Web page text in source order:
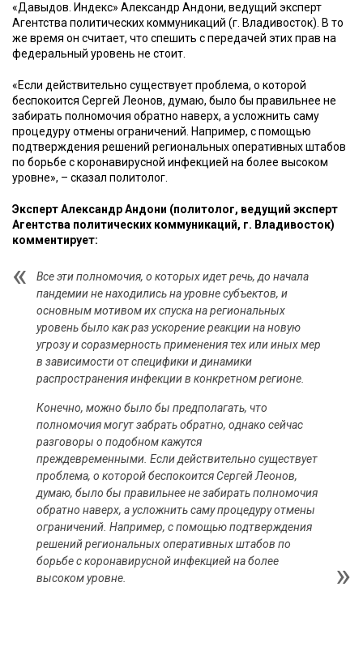
«Давыдов. Индекс» Александр Андони, ведущий эксперт
Агентства политических коммуникаций (г. Владивосток). В то
же время он считает, что спешить с передачей этих прав на
федеральный уровень не стоит.
«Если действительно существует проблема, о которой
беспокоится Сергей Леонов, думаю, было бы правильнее не
забирать полномочия обратно наверх, а усложнить саму
процедуру отмены ограничений. Например, с помощью
подтверждения решений региональных оперативных штабов
по борьбе с коронавирусной инфекцией на более высоком
уровне», – сказал политолог.
Эксперт Александр Андони (политолог, ведущий эксперт
Агентства политических коммуникаций, г. Владивосток)
комментирует:
Все эти полномочия, о которых идет речь, до начала
пандемии не находились на уровне субъектов, и
основным мотивом их спуска на региональных
уровень было как раз ускорение реакции на новую
угрозу и соразмерность применения тех или иных мер
в зависимости от специфики и динамики
распространения инфекции в конкретном регионе.
Конечно, можно было бы предполагать, что
полномочия могут забрать обратно, однако сейчас
разговоры о подобном кажутся
преждевременными. Если действительно существует
проблема, о которой беспокоится Сергей Леонов,
думаю, было бы правильнее не забирать полномочия
обратно наверх, а усложнить саму процедуру отмены
ограничений. Например, с помощью подтверждения
решений региональных оперативных штабов по
борьбе с коронавирусной инфекцией на более
высоком уровне.